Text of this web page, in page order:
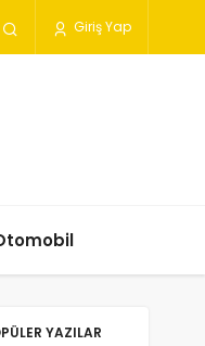
Giriş Yap
YAZILAR